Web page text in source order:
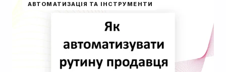
АВТОМАТИЗАЦІЯ ТА ІНСТРУМЕНТИ